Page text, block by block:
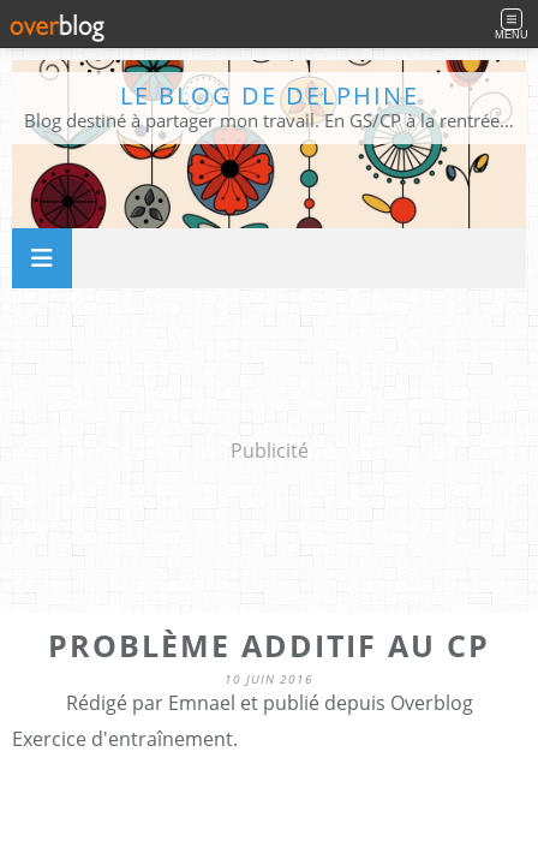
MENU
LE BLOG DE DELPHINE
Blog destiné à partager mon travail. En GS/CP à la rentrée 2026/2027 !
Publicité
PROBLÈME ADDITIF AU CP
10 JUIN 2016
Rédigé par Emnael et publié depuis Overblog
Exercice d'entraînement.